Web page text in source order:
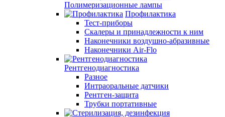
Полимеризационные лампы
Профилактика
Тест-приборы
Скалеры и принадлежности к ним
Наконечники воздушно-абразивные
Наконечники Air-Flo
Рентгенодиагностика
Разное
Интраоральные датчики
Рентген-защита
Трубки портативные